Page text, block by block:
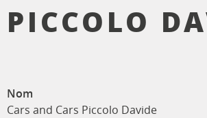
PICCOLO
Nom
Cars and Cars Piccolo Davide